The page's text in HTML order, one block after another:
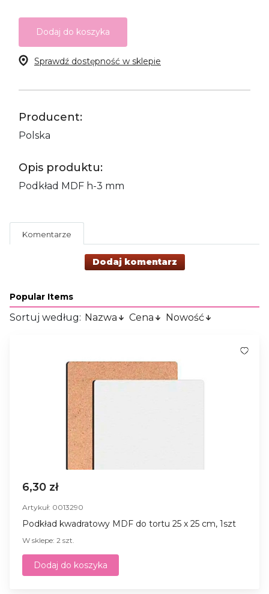
Dodaj do koszyka
Sprawdź dostępność w sklepie
Producent:
Polska
Opis produktu:
Podkład MDF h-3 mm
Komentarze
Dodaj komentarz
Popular Items
Sortuj według: Nazwa Cena Nowość
6,30 zł
Artykuł: 0013290
Podkład kwadratowy MDF do tortu 25 x 25 cm, 1szt
W sklepe: 2 szt.
Dodaj do koszyka